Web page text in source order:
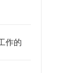
作的